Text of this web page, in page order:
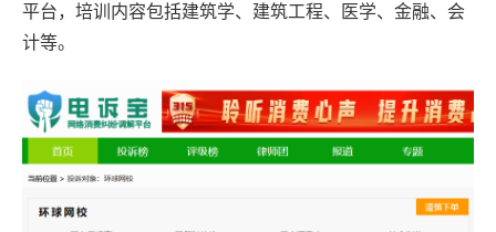
平台，培训内容包括建筑学、建筑工程、医学、金融、会
计等。